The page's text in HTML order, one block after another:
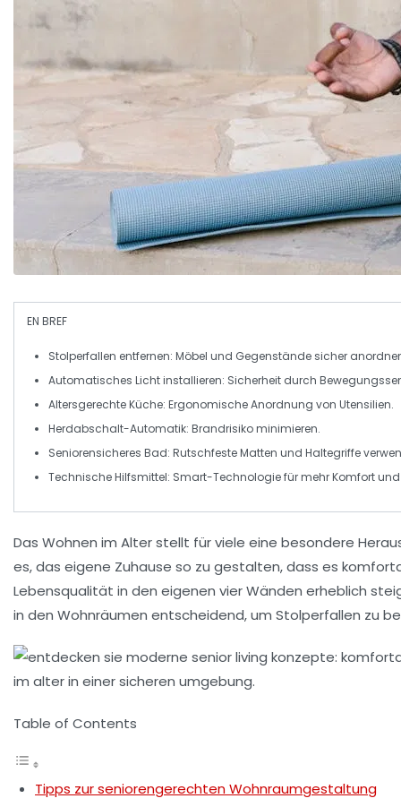
EN BREF
Stolperfallen entfernen: Möbel und Gegenstände sicher
Automatisches Lichtinstallieren: Sicherheit durch
Altersgerechte Küche: Ergonomische Anordnung von Utensilien.
Herdabschalt-Automatik: Brandrisiko minimieren.
Seniorensicheres Bad: Rutschfeste Matten und Haltegriffe
Technische Hilfsmittel: Smart-Technologie für mehr Komfort
Das Wohnen im Alterstellt für viele eine besondere
es, das eigene Zuhause so zu gestalten, dass es
Lebensqualität in den eigenen vier Wänden erheblich
in den Wohnräumen entscheidend, um Stolperfallen zu
Table of Contents
Tipps zur seniorengerechten Wohnraumgestaltung